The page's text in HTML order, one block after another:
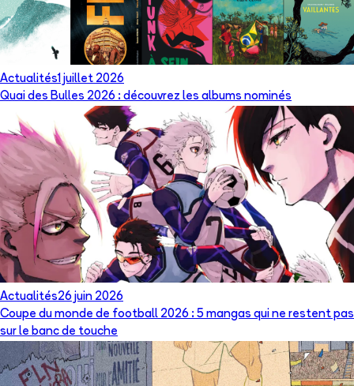
Actualités1 juillet 2026
Quai des Bulles 2026 : découvrez les albums nominés
Actualités26 juin 2026
Coupe du monde de football 2026 : 5 mangas qui ne restent pas
sur le banc de touche